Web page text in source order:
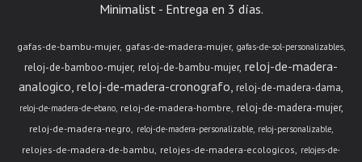
Minimalist - Entrega en 3 días.
gafas-de-bambu-mujer gafas-de-madera-mujer gafas-de-sol-personalizables
reloj-de-bamboo-mujer reloj-de-bambu-mujer reloj-de-madera-
analogico reloj-de-madera-cronografo reloj-de-madera-dama
reloj-de-madera-de-ebano reloj-de-madera-hombre reloj-de-madera-mujer
reloj-de-madera-negro reloj-de-madera-personalizable reloj-personalizable
relojes-de-madera-de-bambu relojes-de-madera-ecologicos relojes-de-